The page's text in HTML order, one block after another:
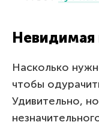
Невидимая
Насколько
чтобы
Удивительно,